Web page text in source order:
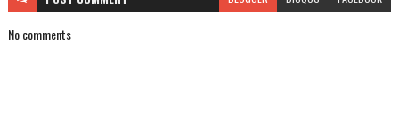
No comments